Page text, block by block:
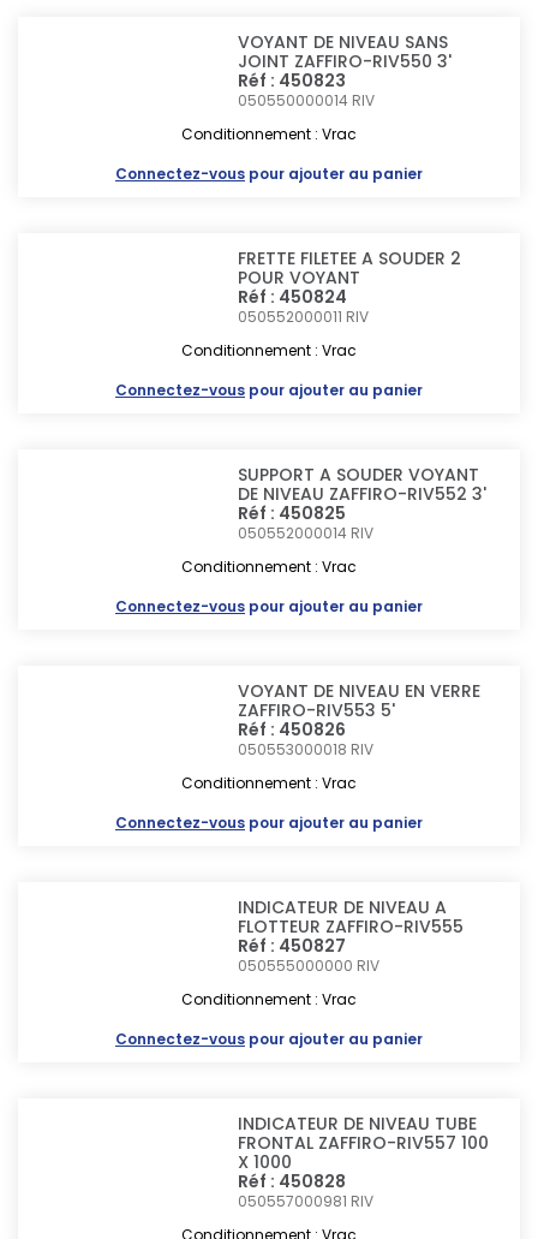
VOYANT DE NIVEAU SANS
JOINT ZAFFIRO-RIV550 3'
Réf : 450823
050550000014 RIV
Conditionnement : Vrac
Connectez-vous pour ajouter au panier
FRETTE FILETEE A SOUDER 2
POUR VOYANT
Réf : 450824
050552000011 RIV
Conditionnement : Vrac
Connectez-vous pour ajouter au panier
SUPPORT A SOUDER VOYANT
DE NIVEAU ZAFFIRO-RIV552 3'
Réf : 450825
050552000014 RIV
Conditionnement : Vrac
Connectez-vous pour ajouter au panier
VOYANT DE NIVEAU EN VERRE
ZAFFIRO-RIV553 5'
Réf : 450826
050553000018 RIV
Conditionnement : Vrac
Connectez-vous pour ajouter au panier
INDICATEUR DE NIVEAU A
FLOTTEUR ZAFFIRO-RIV555
Réf : 450827
050555000000 RIV
Conditionnement : Vrac
Connectez-vous pour ajouter au panier
INDICATEUR DE NIVEAU TUBE
FRONTAL ZAFFIRO-RIV557 100
X 1000
Réf : 450828
050557000981 RIV
Conditionnement : Vrac